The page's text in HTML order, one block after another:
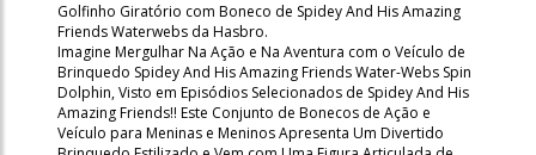
Golfinho Giratório com Boneco de Spidey And His Amazing
Friends Waterwebs da Hasbro.
Imagine Mergulhar Na Ação e Na Aventura com o Veículo de
Brinquedo Spidey And His Amazing Friends Water-Webs Spin
Dolphin, Visto em Episódios Selecionados de Spidey And His
Amazing Friends!! Este Conjunto de Bonecos de Ação e
Veículo para Meninas e Meninos Apresenta Um Divertido